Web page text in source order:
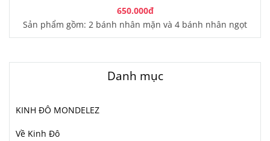
650.000đ
Sản phẩm gồm: 2 bánh nhân mặn và 4 bánh nhân ngọt
Danh mục
KINH ĐÔ MONDELEZ
Về Kinh Đô